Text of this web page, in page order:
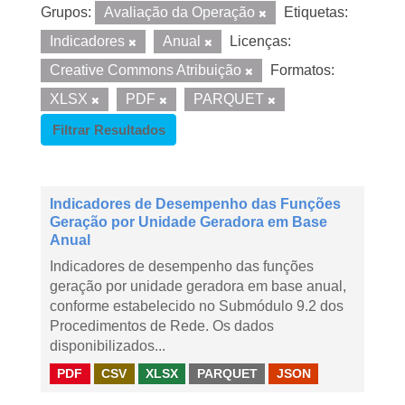
Grupos: Avaliação da Operação
Etiquetas:
Indicadores
Anual
Licenças:
Creative Commons Atribuição
Formatos:
XLSX
PDF
PARQUET
Filtrar Resultados
Indicadores de Desempenho das Funções
Geração por Unidade Geradora em Base
Anual
Indicadores de desempenho das funções
geração por unidade geradora em base anual,
conforme estabelecido no Submódulo 9.2 dos
Procedimentos de Rede. Os dados
disponibilizados...
PDF CSV XLSX PARQUET JSON